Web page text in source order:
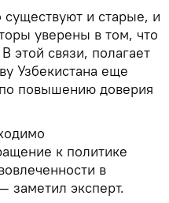
и старые, и
уверены в том, что
этой связи, полагает
Узбекистана еще
повышению доверия
к политике
в
заметил эксперт.